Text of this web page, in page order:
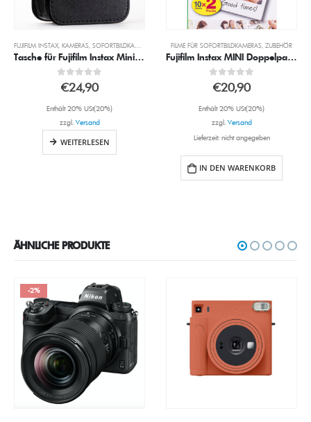
FUJIFILM INSTAX KAMERAS SOFORTBILDKAMERAS
Tasche für Fujifilm Instax Mini Evo schwarz
out of 5
€24,90
Enthält 20% USt(20%)
zzgl.Versand
WEITERLESEN
FILME FÜR SOFORTBILDKAMERAS ZUBEHÖR
Fujifilm Instax MINI Doppelpackung
out of 5
€20,90
Enthält 20% USt(20%)
zzgl.Versand
Lieferzeit: nicht angegeben
IN DEN WARENKORB
ÄHNLICHE PRODUKTE
-2%